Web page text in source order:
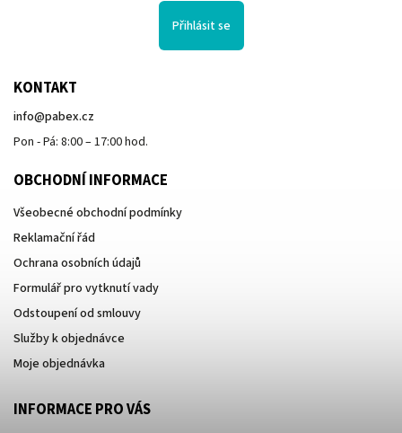
Přihlásit se
KONTAKT
info@pabex.cz
Pon - Pá: 8:00 – 17:00 hod.
OBCHODNÍ INFORMACE
Všeobecné obchodní podmínky
Reklamační řád
Ochrana osobních údajů
Formulář pro vytknutí vady
Odstoupení od smlouvy
Služby k objednávce
Moje objednávka
INFORMACE PRO VÁS